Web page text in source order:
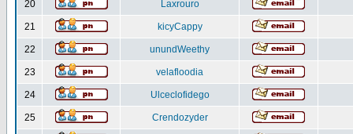
20 Laxrouro
21 kicyCappy
22 unundWeethy
23 velafloodia
24 Ulceclofidego
25 Crendozyder